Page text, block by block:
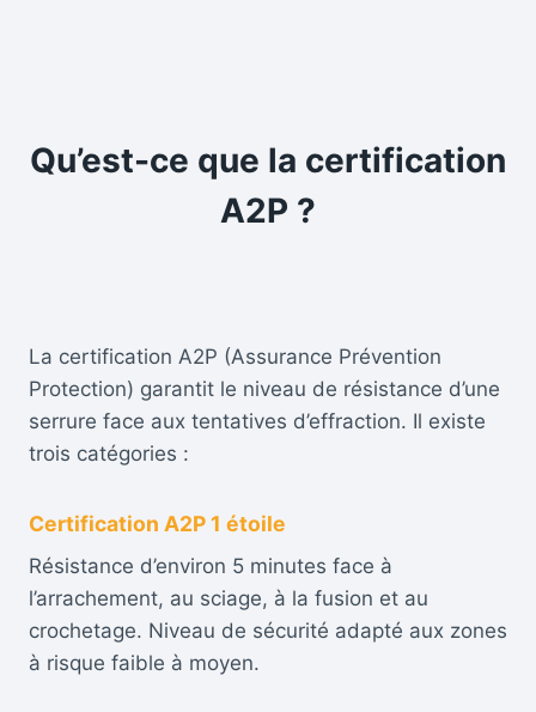
Qu’est-ce que la certification
A2P ?
La certification A2P (Assurance Prévention
Protection) garantit le niveau de résistance d’une
serrure face aux tentatives d’effraction. Il existe
trois catégories :
Certification A2P 1 étoile
Résistance d’environ 5 minutes face à
l’arrachement, au sciage, à la fusion et au
crochetage. Niveau de sécurité adapté aux zones
à risque faible à moyen.